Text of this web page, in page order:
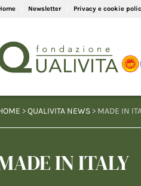
Newsletter Privacy e cookie
>QUALIVITA NEWS > MADE IN
IN ITALY